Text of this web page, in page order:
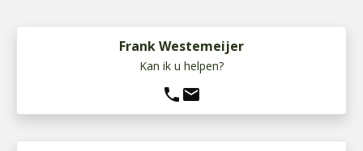
Frank Westemeijer
Kan ik u helpen?
phone mail